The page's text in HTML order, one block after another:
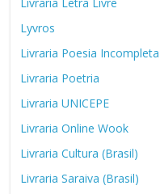
Lyvros
Livraria Poesia Incompleta
Livraria Poetria
Livraria UNICEPE
Livraria Online Wook
Livraria Cultura (Brasil)
Livraria Saraiva (Brasil)